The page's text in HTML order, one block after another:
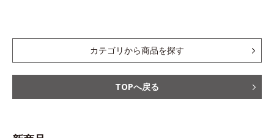
カテゴリから商品を探す
TOPへ戻る